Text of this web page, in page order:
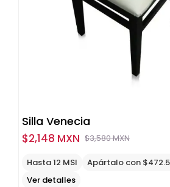
Silla Venecia
$3,580 MXNOriginal
price
$2,148 MXN
Current
price
Hasta 12 MSI
Apártalo con
Ver detalles